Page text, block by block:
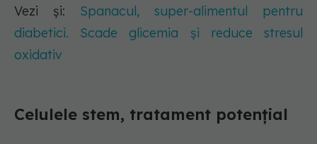
Vezi și: Spanacul, super-alimentul pentru
diabetici. Scade glicemia și reduce stresul
oxidativ
Celulele stem, tratament potențial